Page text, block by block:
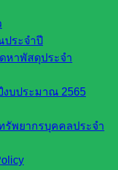
ประจำปี
หาพัสดุประจำ
งบประมาณ 2565
รัพยากรบุคคลประจำ